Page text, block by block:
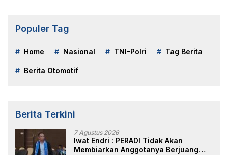
Populer Tag
Home Nasional TNI-Polri Tag Berita
Berita Otomotif
Berita Terkini
7 Agustus 2026
Iwat Endri : PERADI Tidak Akan
Membiarkan Anggotanya Berjuang